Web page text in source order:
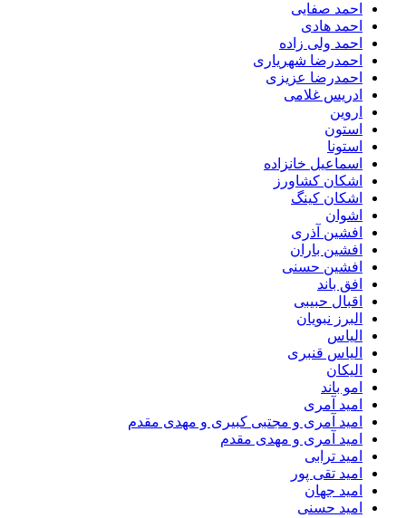
احمد صفایی
احمد هادی
احمد ولی زاده
احمدرضا شهریاری
احمدرضا عزیزی
ادریس غلامی
اروین
استون
استونا
اسماعیل خانزاده
اشکان کشاورز
اشکان کینگ
اشوان
افشین آذری
افشین باران
افشین حسنی
افق باند
اقبال حبیبی
البرز نبویان
الیاس
الیاس قنبرى
الیکان
امو باند
امید آمری
امید آمری و مجتبی کبیری و مهدى مقدم
امید آمری و مهدی مقدم
امید ترابی
امید تقی پور
امید جهان
امید حسنی